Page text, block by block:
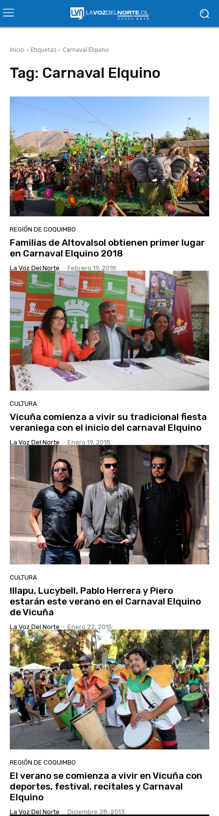
Inicio Etiquetas Carnaval Elquino
Tag: Carnaval Elquino
REGIÓN DE COQUIMBO
Familias de Altovalsol obtienen primer lugar
en Carnaval Elquino 2018
La Voz Del Norte - Febrero 19, 2018
CULTURA
Vicuña comienza a vivir su tradicional fiesta
veraniega con el inicio del carnaval Elquino
La Voz Del Norte - Enero 19, 2018
CULTURA
Illapu, Lucybell, Pablo Herrera y Piero
estarán este verano en el Carnaval Elquino
de Vicuña
La Voz Del Norte - Enero 22, 2015
REGIÓN DE COQUIMBO
El verano se comienza a vivir en Vicuña con
deportes, festival, recitales y Carnaval
Elquino
La Voz Del Norte - Diciembre 28, 2013